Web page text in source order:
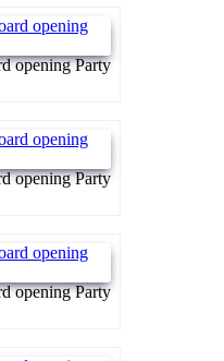
opening Party
opening Party
opening Party